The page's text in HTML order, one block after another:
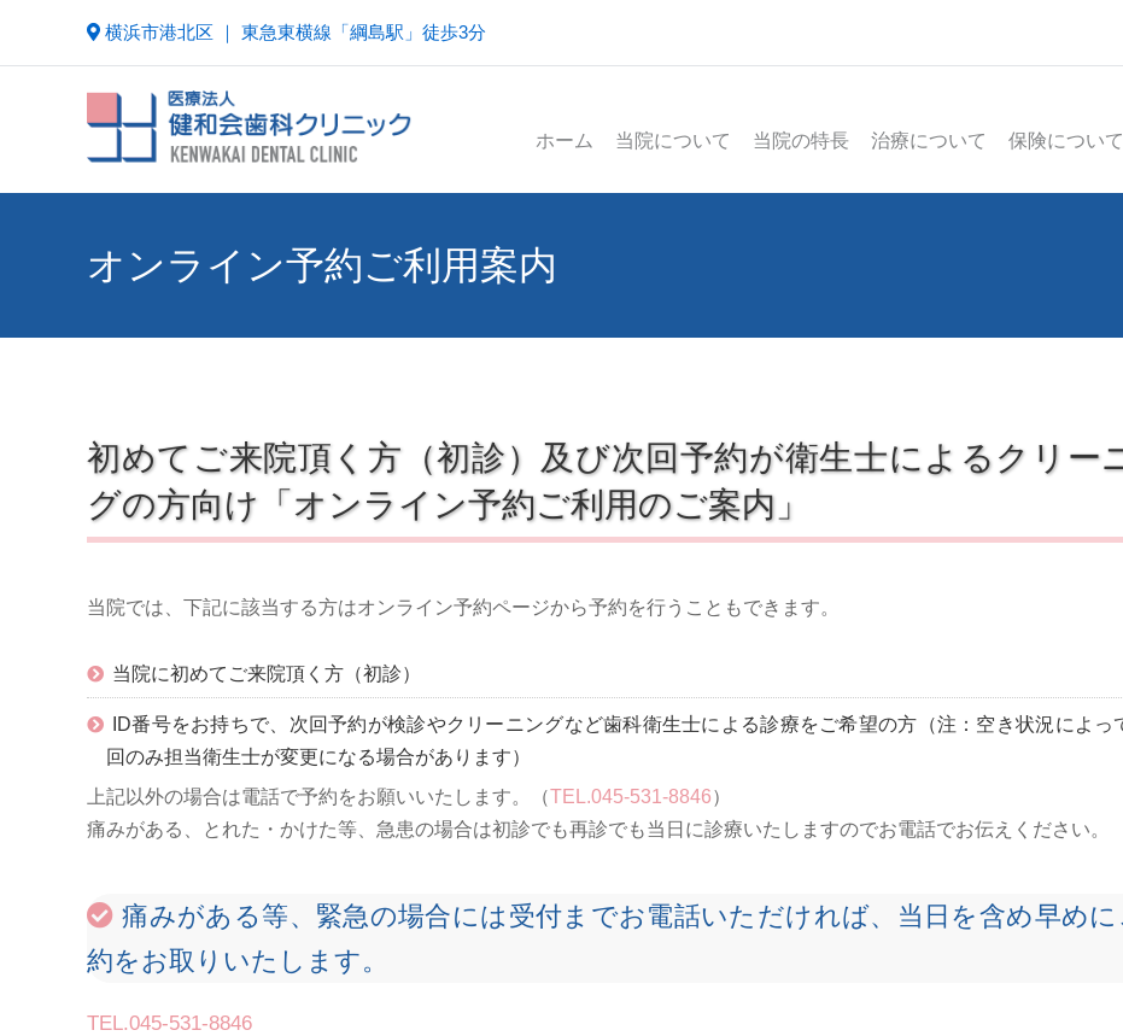
横浜市港北区 ｜ 東急東横線「綱島駅」徒歩3分
ホーム 当院について 当院の特長 治療について 保険について
オンライン予約ご利用案内
初めてご来院頂く方（初診）及び次回予約が衛生士によるクリー
グの方向け「オンライン予約ご利用のご案内」
当院では、下記に該当する方はオンライン予約ページから予約を行うこともできます。
当院に初めてご来院頂く方（初診）
ID番号をお持ちで、次回予約が検診やクリーニングなど歯科衛生士による診療をご希望の方（注：空き状況によっ
回のみ担当衛生士が変更になる場合があります）
上記以外の場合は電話で予約をお願いいたします。（TEL.045-531-8846）
痛みがある、とれた・かけた等、急患の場合は初診でも再診でも当日に診療いたしますのでお電話でお伝えください。
痛みがある等、緊急の場合には受付までお電話いただければ、当日を含め早めに
約をお取りいたします。
TEL.045-531-8846